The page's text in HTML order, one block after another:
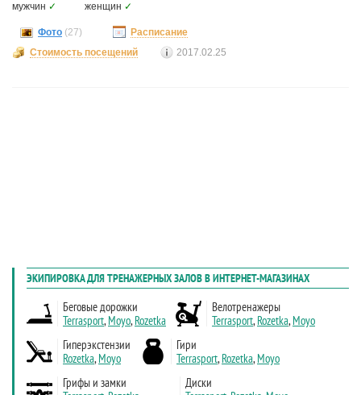
мужчин ✓ женщин ✓
Фото (27)
Расписание
Стоимость посещений
2017.02.25